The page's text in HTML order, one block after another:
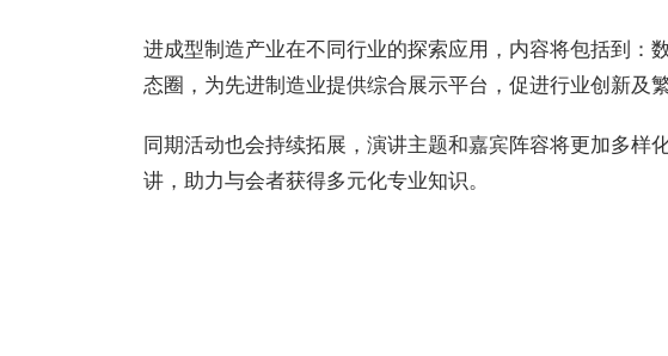
进成型制造产业在不同行业的探索应用，内容将包括到：
态圈，为先进制造业提供综合展示平台，促进行业创新及繁
同期活动也会持续拓展，演讲主题和嘉宾阵容将更加多
讲，助力与会者获得多元化专业知识。